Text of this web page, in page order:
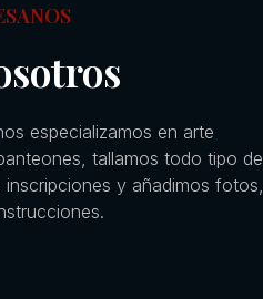
especializamos en arte
tallamos todo tipo de
y añadimos fotos,